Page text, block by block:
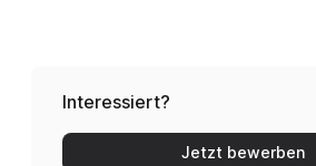
Interessiert?
Jetzt bewerben